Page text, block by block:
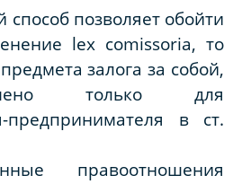
способ позволяет обойти
lex comissoria, то
залога за собой,
только для
предпринимателя в ст.
правоотношения